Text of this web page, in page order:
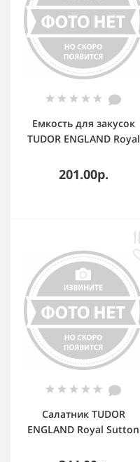
Емкость для закусок
TUDOR ENGLAND Royal
201.00р.
Салатник TUDOR
ENGLAND Royal Sutton